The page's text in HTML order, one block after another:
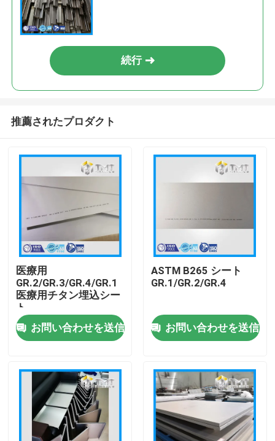
ホーム
製品
続行
推薦されたプロダクト
医療用
GR.2/GR.3/GR.4/GR.1
医療用チタン埋込シー
ト
お問い合わせを送信
ASTM B265 シート
GR.1/GR.2/GR.4
お問い合わせを送信